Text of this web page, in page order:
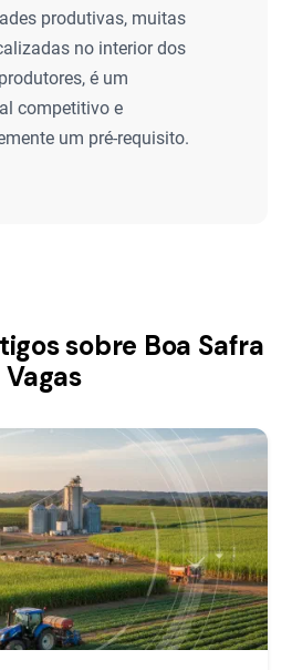
produtivas, muitas
no interior dos
é um
competitivo e
um pré-requisito.
sobre Boa Safra
Vagas